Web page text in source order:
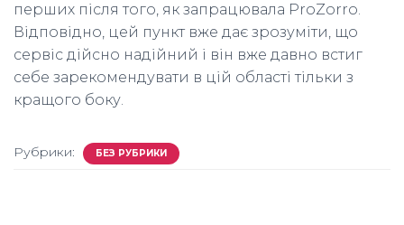
перших після того, як запрацювала ProZorro.
Відповідно, цей пункт вже дає зрозуміти, що
сервіс дійсно надійний і він вже давно встиг
себе зарекомендувати в цій області тільки з
кращого боку.
Рубрики: БЕЗ РУБРИКИ